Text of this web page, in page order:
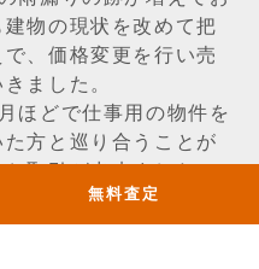
無料査定
建物の現状を改めて把
、価格変更を行い売
ました。
ほどで仕事用の物件を
方と巡り合うことが
取引が出来ました。